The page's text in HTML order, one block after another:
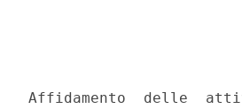
Affidamento  delle